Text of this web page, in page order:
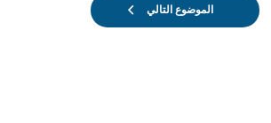
الموضوع التالي